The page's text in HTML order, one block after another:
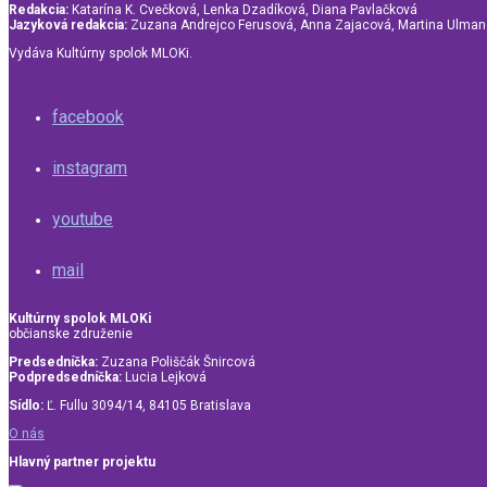
Redakcia: Katarína K. Cvečková, Lenka Dzadíková, Diana Pavlačková
Jazyková redakcia: Zuzana Andrejco Ferusová, Anna Zajacová, Martina
Vydáva Kultúrny spolok MLOKi.
facebook
instagram
youtube
mail
Kultúrny spolok MLOKi
občianske združenie
Predsedníčka: Zuzana Poliščák Šnircová
Podpredsedníčka: Lucia Lejková
Sídlo: Ľ. Fullu 3094/14, 84105 Bratislava
O nás
Hlavný partner projektu